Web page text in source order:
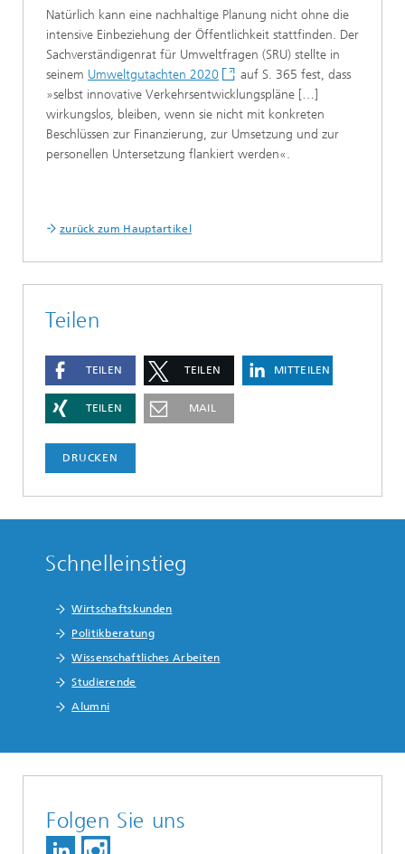
Natürlich kann eine nachhaltige Planung nicht ohne die
intensive Einbeziehung der Öffentlichkeit stattfinden. Der
Sachverständigenrat für Umweltfragen (SRU) stellte in
seinem Umweltgutachten 2020
auf S. 365 fest, dass
»selbst innovative Verkehrsentwicklungspläne […]
wirkungslos, bleiben, wenn sie nicht mit konkreten
Beschlüssen zur Finanzierung, zur Umsetzung und zur
personellen Untersetzung flankiert werden«.
zurück zum Hauptartikel
Teilen
TEILEN TEILEN MITTEILEN
TEILEN MAIL
DRUCKEN
Schnelleinstieg
Wirtschaftskunden
Politikberatung
Wissenschaftliches Arbeiten
Studierende
Alumni
Folgen Sie uns